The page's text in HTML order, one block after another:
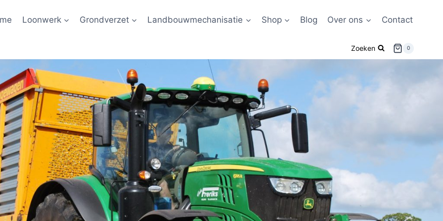
Loonwerk Grondverzet Landbouwmechanisatie Shop Blog Over ons Contact
Zoeken 0